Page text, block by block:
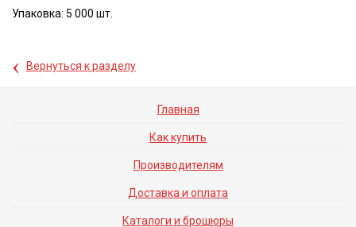
Упаковка: 5 000 шт.
‹ Вернуться к разделу
Главная
Как купить
Производителям
Доставка и оплата
Каталоги и брошюры